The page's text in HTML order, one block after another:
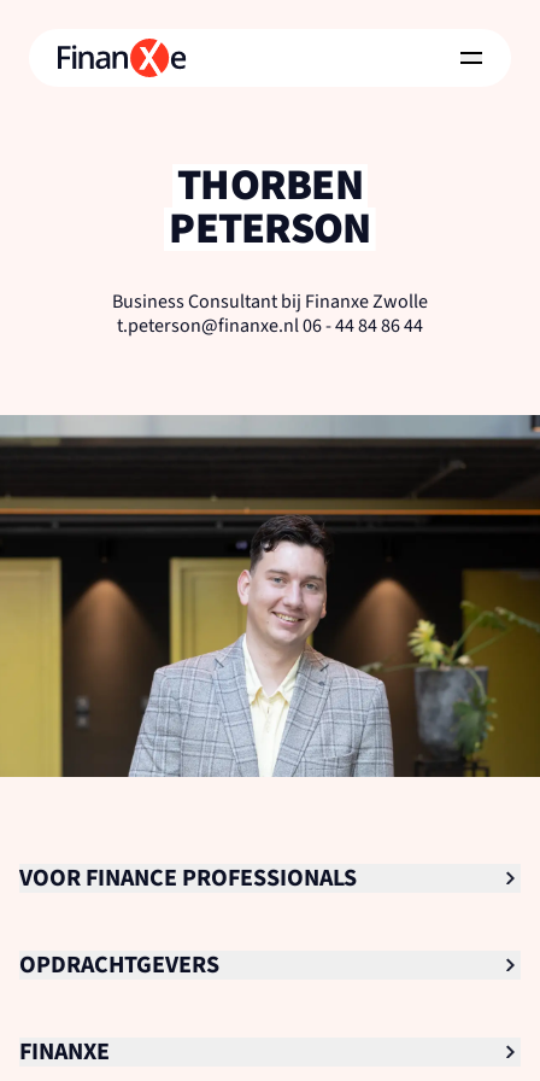
THORBEN
PETERSON
Business Consultant bij Finanxe Zwolle
t.peterson@finanxe.nl 06 - 44 84 86 44
VOOR FINANCE PROFESSIONALS
Finance Professionals
Studenten
OPDRACHTGEVERS
Academy
FINANXE